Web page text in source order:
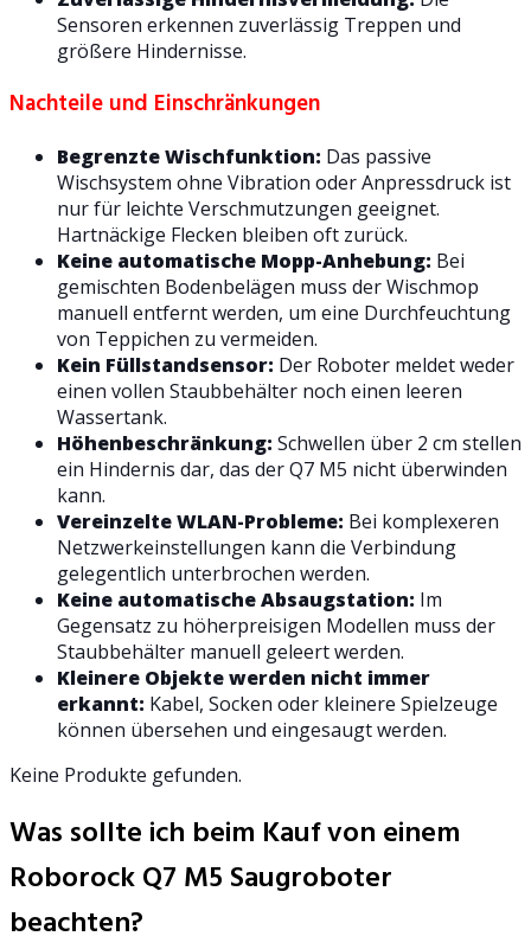
Sensoren erkennen zuverlässig Treppen und
größere Hindernisse.
Nachteile und Einschränkungen
Begrenzte Wischfunktion: Das passive
Wischsystem ohne Vibration oder Anpressdruck ist
nur für leichte Verschmutzungen geeignet.
Hartnäckige Flecken bleiben oft zurück.
Keine automatische Mopp-Anhebung: Bei
gemischten Bodenbelägen muss der Wischmop
manuell entfernt werden, um eine Durchfeuchtung
von Teppichen zu vermeiden.
Kein Füllstandsensor: Der Roboter meldet weder
einen vollen Staubbehälter noch einen leeren
Wassertank.
Höhenbeschränkung: Schwellen über 2 cm stellen
ein Hindernis dar, das der Q7 M5 nicht überwinden
kann.
Vereinzelte WLAN-Probleme: Bei komplexeren
Netzwerkeinstellungen kann die Verbindung
gelegentlich unterbrochen werden.
Keine automatische Absaugstation: Im
Gegensatz zu höherpreisigen Modellen muss der
Staubbehälter manuell geleert werden.
Kleinere Objekte werden nicht immer
erkannt: Kabel, Socken oder kleinere Spielzeuge
können übersehen und eingesaugt werden.
Keine Produkte gefunden.
Was sollte ich beim Kauf von einem
Roborock Q7 M5 Saugroboter
beachten?